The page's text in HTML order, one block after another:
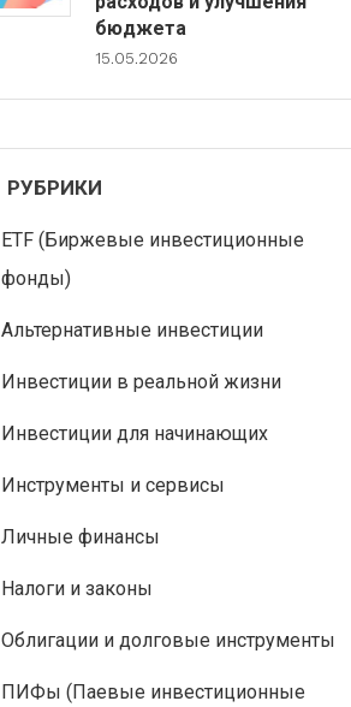
бюджета
15.05.2026
РУБРИКИ
ETF (Биржевые инвестиционные
фонды)
Альтернативные инвестиции
Инвестиции в реальной жизни
Инвестиции для начинающих
Инструменты и сервисы
Личные финансы
Налоги и законы
Облигации и долговые инструменты
ПИФы (Паевые инвестиционные